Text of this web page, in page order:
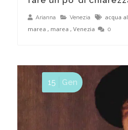
Arianna Venezia acqua
marea , marea , Venezia 0
15 Gen